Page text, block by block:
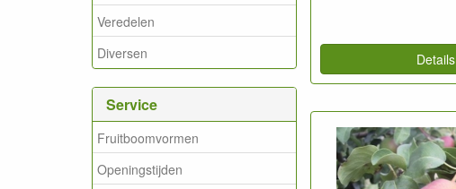
Veredelen
Diversen
Service
Fruitboomvormen
Openingstijden
Details